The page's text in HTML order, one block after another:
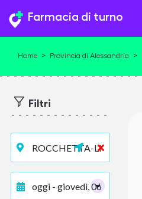
Farmacia di turno
Home > Provincia di Alessandria >
Filtri